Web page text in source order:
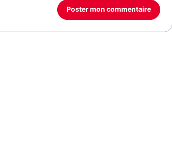
Poster mon commentaire